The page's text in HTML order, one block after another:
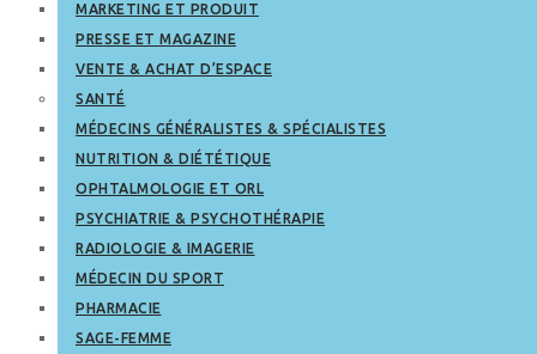
MARKETING ET PRODUIT
PRESSE ET MAGAZINE
VENTE & ACHAT D’ESPACE
SANTÉ
MÉDECINS GÉNÉRALISTES & SPÉCIALISTES
NUTRITION & DIÉTÉTIQUE
OPHTALMOLOGIE ET ORL
PSYCHIATRIE & PSYCHOTHÉRAPIE
RADIOLOGIE & IMAGERIE
MÉDECIN DU SPORT
PHARMACIE
SAGE-FEMME